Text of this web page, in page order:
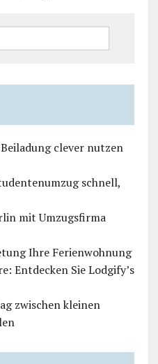
clever nutzen
schnell,
mit Umzugsfirma
Ihre Ferienwohnung
Entdecken Sie Lodgify’s
zwischen kleinen